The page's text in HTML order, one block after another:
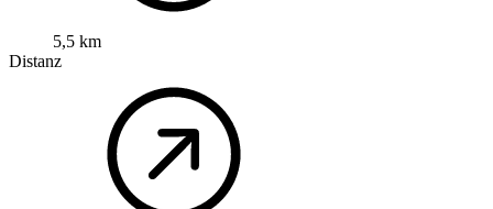
5,5 km
Distanz